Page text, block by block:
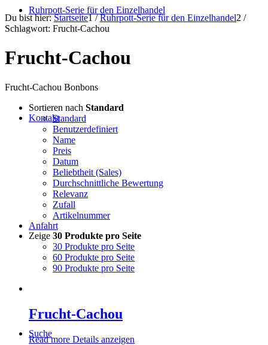
Ruhrpott-Serie für den Einzelhandel
Kontakt
Anfahrt
Suche
Du bist hier: Startseite1 / Ruhrpott-Serie für den Einzelhandel2 /
Schlagwort: Frucht-Cachou
Frucht-Cachou
Frucht-Cachou Bonbons
Sortieren nach Standard
Standard
Benutzerdefiniert
Name
Preis
Datum
Beliebtheit (Sales)
Durchschnittliche Bewertung
Relevanz
Zufall
Artikelnummer
Zeige 30 Produkte pro Seite
30 Produkte pro Seite
60 Produkte pro Seite
90 Produkte pro Seite
Frucht-Cachou
Read more Details anzeigen